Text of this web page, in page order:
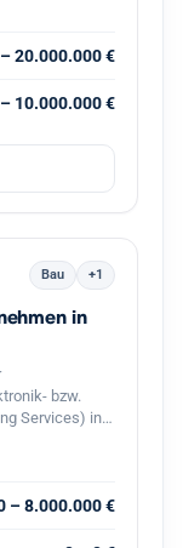
20.000.000 €
10.000.000 €
Bau +1
in
bzw.
Services) in
– 8.000.000 €